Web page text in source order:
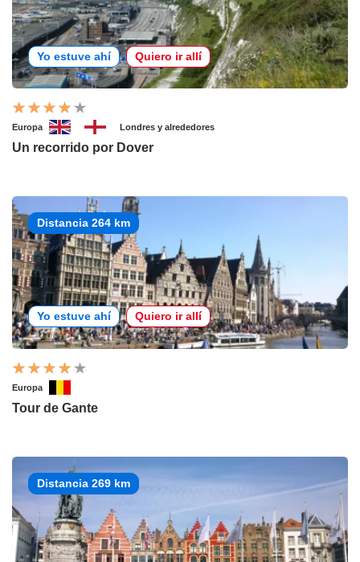
Yo estuve ahí Quiero ir allí
Europa Londres y alrededores
Un recorrido por Dover
Distancia 264 km
Yo estuve ahí Quiero ir allí
Europa
Tour de Gante
Distancia 269 km